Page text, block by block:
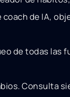
de IA,
de todas las
Consulta